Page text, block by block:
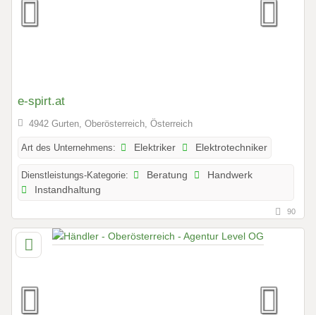
e-spirt.at
4942 Gurten, Oberösterreich, Österreich
Art des Unternehmens: Elektriker Elektrotechniker
Dienstleistungs-Kategorie: Beratung
Handwerk
Instandhaltung
90